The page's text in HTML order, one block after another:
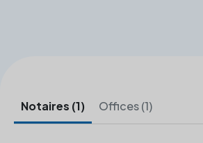
Notaires (1) Offices (1)